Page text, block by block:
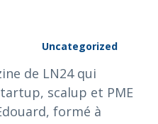
Uncategorized
de LN24 qui
scalup et PME
formé à